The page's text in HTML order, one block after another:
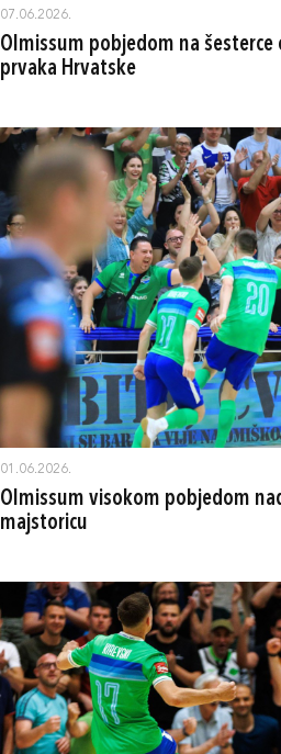
07.06.2026.
Olmissum pobjedom na
prvaka Hrvatske
01.06.2026.
Olmissum visokom pobjedom
majstoricu